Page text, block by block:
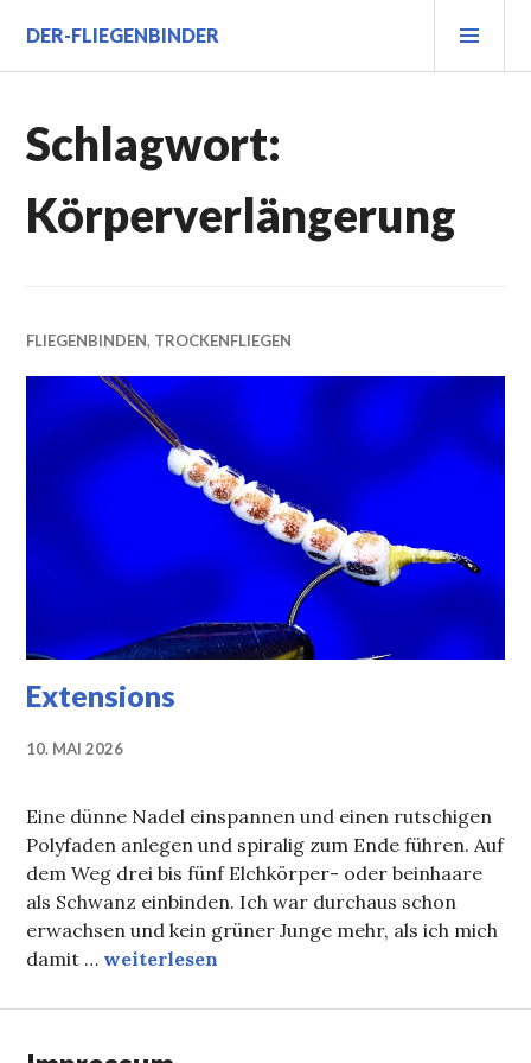
Inhalt
springen
DER-FLIEGENBINDER
Schlagwort:
Körperverlängerung
FLIEGENBINDEN, TROCKENFLIEGEN
Extensions
10. MAI 2026
Eine dünne Nadel einspannen und einen rutschigen
Polyfaden anlegen und spiralig zum Ende führen. Auf
dem Weg drei bis fünf Elchkörper- oder beinhaare
als Schwanz einbinden. Ich war durchaus schon
erwachsen und kein grüner Junge mehr, als ich mich
damit … Extensions
weiterlesen